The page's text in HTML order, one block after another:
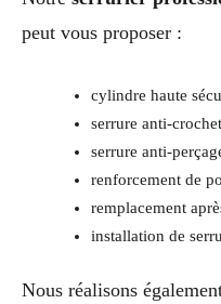
peut vous proposer :
cylindre haute
serrure anti-
serrure anti-
renforcement de
remplacement
installation de
Nous réalisons